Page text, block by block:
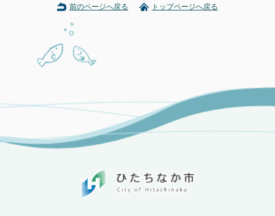
前のページへ戻る トップページへ戻る